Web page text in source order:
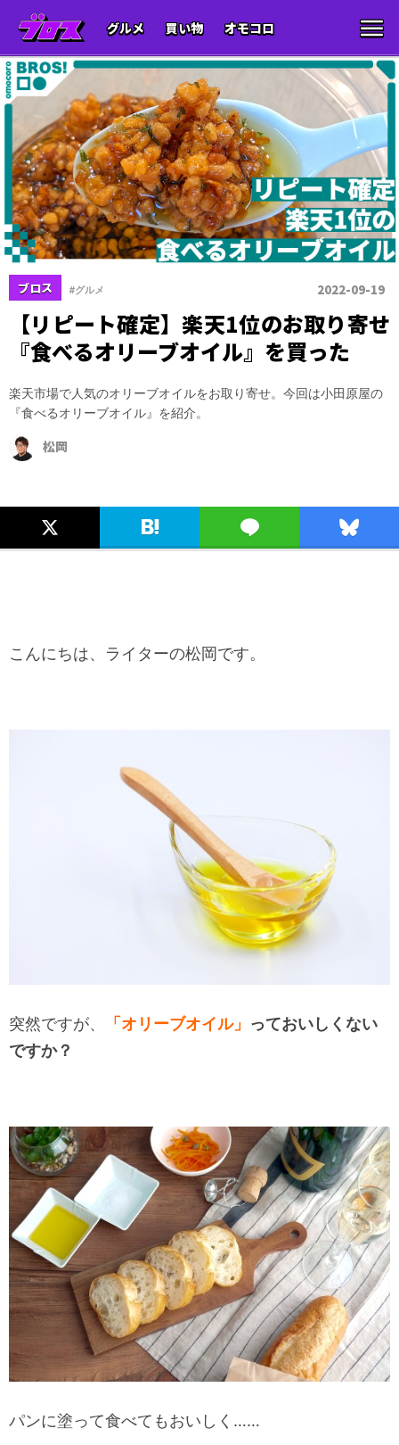
グルメ 買い物 オモコロ
ブロス #グルメ 2022-09-19
【リピート確定】楽天1位のお取り寄せ
『食べるオリーブオイル』を買った
楽天市場で人気のオリーブオイルをお取り寄せ。今回は小田原屋の
『食べるオリーブオイル』を紹介。
松岡
こんにちは、ライターの松岡です。
突然ですが、 「オリーブオイル」 っておいしくない
ですか？
パンに塗って食べてもおいしく……